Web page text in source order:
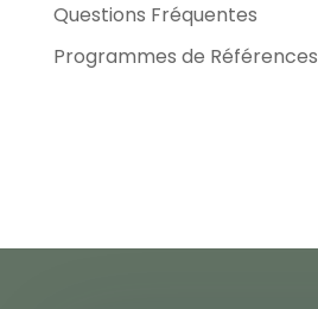
Questions Fréquentes
Programmes de Références